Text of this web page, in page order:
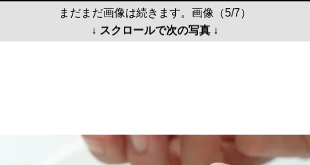
まだまだ画像は続きます。画像（5/7）
↓ スクロールで次の写真 ↓